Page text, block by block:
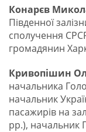
Конарєв
Південної
сполучення
громадянин
Кривопішин
начальника
начальник
пасажирів на
рр.), начальник